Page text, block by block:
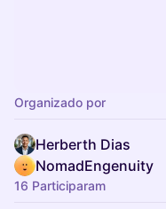
Organizado por
Herberth Dias
NomadEngenuity
16 Participaram